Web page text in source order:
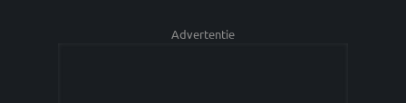
Advertentie